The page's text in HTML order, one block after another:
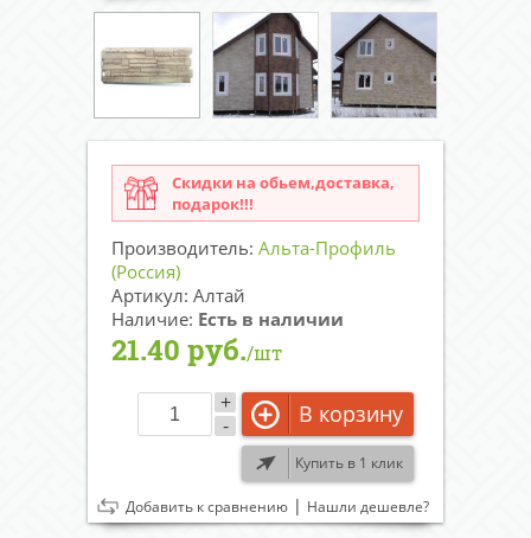
Скидки на обьем,доставка,
подарок!!!
Производитель: Альта-Профиль
(Россия)
Артикул: Алтай
Наличие: Есть в наличии
21.40 руб./шт
-
+ В корзину
Купить в 1 клик
Добавить к сравнению | Нашли дешевле?